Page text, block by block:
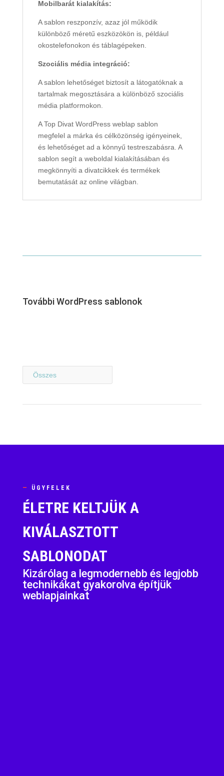
Mobilbarát kialakítás:
A sablon reszponzív, azaz jól működik
különböző méretű eszközökön is, például
okostelefonokon és táblagépeken.
Szociális média integráció:
A sablon lehetőséget biztosít a látogatóknak a
tartalmak megosztására a különböző szociális
média platformokon.
A Top Divat WordPress weblap sablon
megfelel a márka és célközönség igényeinek,
és lehetőséget ad a könnyű testreszabásra. A
sablon segít a weboldal kialakításában és
megkönnyíti a divatcikkek és termékek
bemutatását az online világban.
További WordPress sablonok
Összes
— ÜGYFELEK
ÉLETRE KELTJÜK A
KIVÁLASZTOTT
SABLONODAT
Kizárólag a legmodernebb és legjobb
technikákat gyakorolva építjük
weblapjainkat